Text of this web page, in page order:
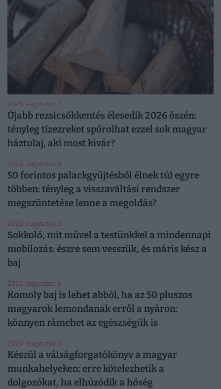
2026. augusztus 7.
Újabb rezsicsökkentés élesedik 2026 őszén:
tényleg tízezreket spórolhat ezzel sok magyar
háztulaj, aki most kivár?
2026. augusztus 6.
50 forintos palackgyűjtésből élnek túl egyre
többen: tényleg a visszaváltási rendszer
megszüntetése lenne a megoldás?
2026. augusztus 6.
Sokkoló, mit művel a testünkkel a mindennapi
mobilozás: észre sem vesszük, és máris kész a
baj
2026. augusztus 6.
Komoly baj is lehet abból, ha az 50 pluszos
magyarok lemondanak erről a nyáron:
könnyen rámehet az egészségük is
2026. augusztus 6.
Készül a válságforgatókönyv a magyar
munkahelyeken: erre kötelezhetik a
dolgozókat, ha elhúzódik a hőség